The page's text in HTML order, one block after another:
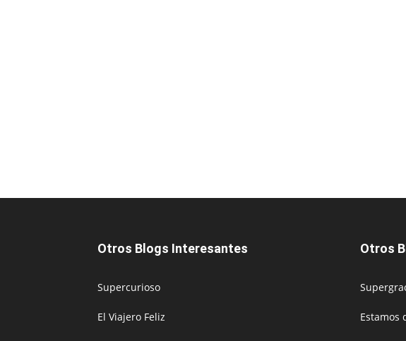
Otros Blogs Interesantes
Supercurioso
El Viajero Feliz
Otros
Estamos